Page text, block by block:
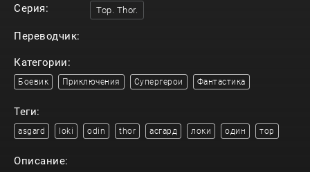
Серия: Тор. Thor.
Переводчик:
Категории:
Боевик Приключения Супергерои Фантастика
Теги:
asgard loki odin thor асгард локи один тор
Описание: